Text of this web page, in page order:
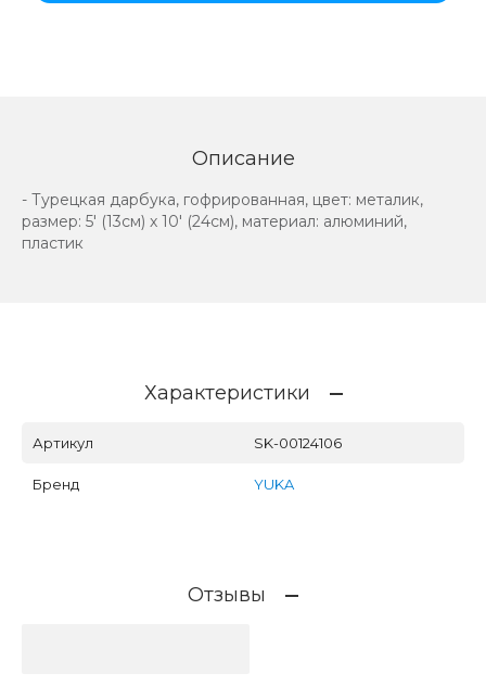
Описание
- Турецкая дарбука, гофрированная, цвет: металик,
размер: 5' (13см) x 10' (24см), материал: алюминий,
пластик
Характеристики
Артикул SK-00124106
Бренд YUKA
Отзывы